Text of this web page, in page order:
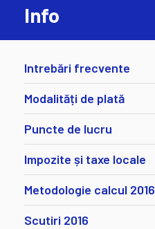
Info
Intrebări frecvente
Modalități de plată
Puncte de lucru
Impozite și taxe locale
Metodologie calcul 2016
Scutiri 2016